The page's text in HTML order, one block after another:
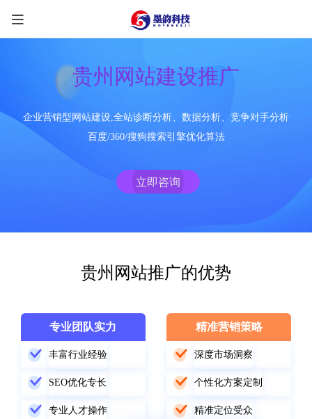
贵州网站建设推广
企业营销型网站建设,全站诊断分析、数据分析、竞争对手分析
百度/360/搜狗搜索引擎优化算法
立即咨询
贵州网站推广的优势
专业团队实力
丰富行业经验
SEO优化专长
专业人才操作
精准营销策略
深度市场洞察
个性化方案定制
精准定位受众
限时优惠咨询中
🔍 SEO优化 🎬 短视频
📍 GEO推广
📢 信息流 ✏️ 其他